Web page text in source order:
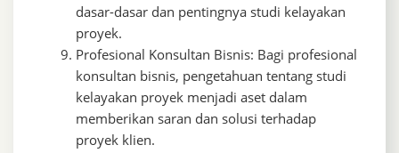
dasar-dasar dan pentingnya studi kelayakan
proyek.
Profesional Konsultan Bisnis: Bagi profesional
konsultan bisnis, pengetahuan tentang studi
kelayakan proyek menjadi aset dalam
memberikan saran dan solusi terhadap
proyek klien.